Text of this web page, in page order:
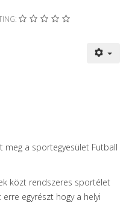
meg a sportegyesület Futball
közt rendszeres sportélet
egyrészt hogy a helyi